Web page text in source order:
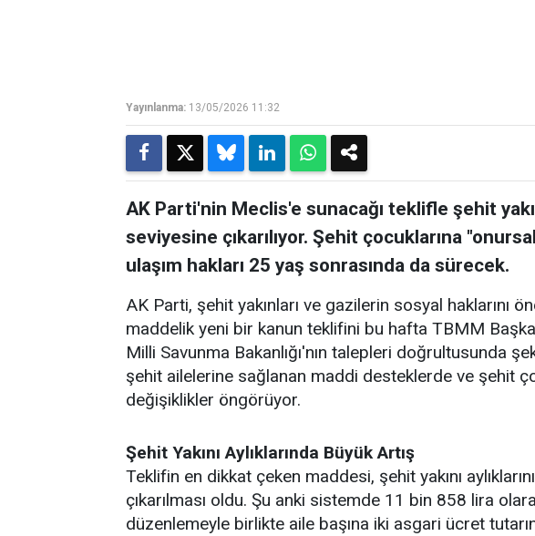
Yayınlanma: 13/05/2026 11:32
AK Parti'nin Meclis'e sunacağı teklifle şehit
seviyesine çıkarılıyor. Şehit çocuklarına
ulaşım hakları 25 yaş sonrasında da sürecek.
AK Parti, şehit yakınları ve gazilerin sosyal haklarını
maddelik yeni bir kanun teklifini bu hafta TBMM
Milli Savunma Bakanlığı'nın talepleri doğrultusunda
şehit ailelerine sağlanan maddi desteklerde ve şehit
değişiklikler öngörüyor.
Şehit Yakını Aylıklarında Büyük Artış
Teklifin en dikkat çeken maddesi, şehit yakını
çıkarılması oldu. Şu anki sistemde 11 bin 858 lira
düzenlemeyle birlikte aile başına iki asgari ücret